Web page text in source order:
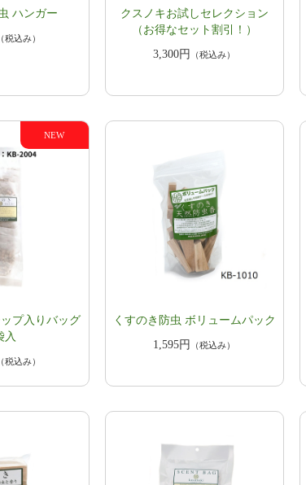
ハンガー
（税込み）
クスノキお試しセレクション
（お得なセット割引！）
3,300円
（税込み）
プ入りバッグ
入
（税込み）
くすのき防虫 ボリュームパック
1,595円
（税込み）